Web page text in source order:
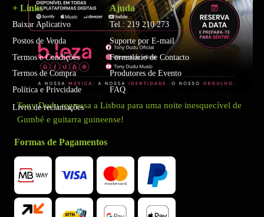
Tony Dudu regressa a Lisboa para uma noite inesquecível de
Gumbé e guitarra guineense!
€ 10.00 +IVA
+ Links
Baixar Aplicativo
Postos de Venda
Termos e Condições
Termos de Compra
Política e Privcidade
Livro de reclamações
Ajuda
Tel.: 219 210 273
Suporte por E-mail
Formulário de Contacto
Produtores de Evento
FAQ
Formas de Pagamentos